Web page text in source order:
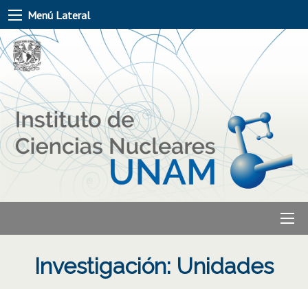
Menú Lateral
Investigación: Unidades